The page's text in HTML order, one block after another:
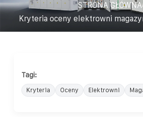
STRONA GŁÓWNA
Kryteria oceny elektrowni
Tagi:
Kryteria Oceny Elektrowni